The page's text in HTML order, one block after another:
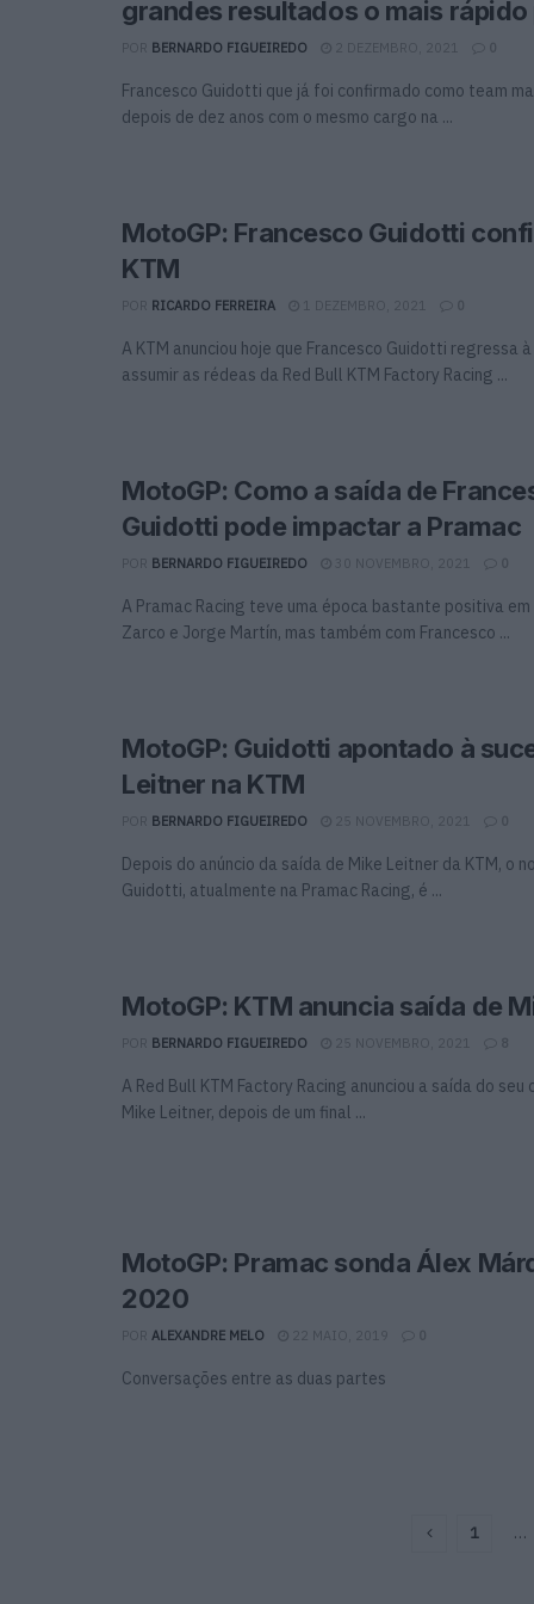
grandes resultados o mais
BERNARDO FIGUEIREDO 2 DEZEMBRO, 2021 0
Francesco Guidotti que já foi confirmado como team
depois de dez anos com o mesmo cargo na ...
MotoGP: Francesco Guidotti
KTM
RICARDO FERREIRA 1 DEZEMBRO, 2021 0
A KTM anunciou hoje que Francesco Guidotti regressa
assumir as rédeas da Red Bull KTM Factory Racing ...
MotoGP: Como a saída de
Guidotti pode impactar a Pramac
BERNARDO FIGUEIREDO 0
A Pramac Racing teve uma época bastante positiva em
Zarco e Jorge Martín, mas também com Francesco ...
MotoGP: Guidotti apontado à
Leitner na KTM
BERNARDO FIGUEIREDO 0
Depois do anúncio da saída de Mike Leitner da KTM, o
Guidotti, atualmente na Pramac Racing, é ...
MotoGP: KTM anuncia saída de
BERNARDO FIGUEIREDO 8
A Red Bull KTM Factory Racing anunciou a saída do seu
Mike Leitner, depois de um final ...
MotoGP: Pramac sonda Álex
2020
ALEXANDRE MELO 22 MAIO, 2019 0
Conversações entre as duas partes
1 …